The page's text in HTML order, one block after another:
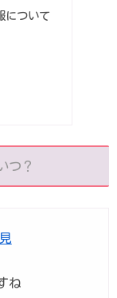
について
つ？
ね